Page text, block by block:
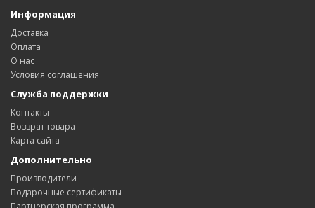
Информация
Доставка
Оплата
О нас
Условия соглашения
Служба поддержки
Контакты
Возврат товара
Карта сайта
Дополнительно
Производители
Подарочные сертификаты